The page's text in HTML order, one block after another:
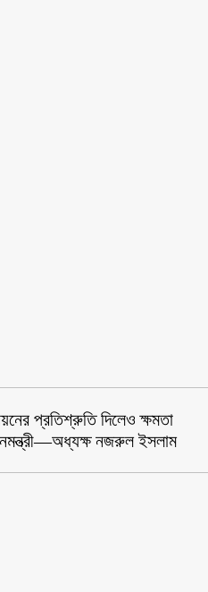
প্রতিশ্রুতি দিলেও ক্ষমতা
নজরুল ইসলাম